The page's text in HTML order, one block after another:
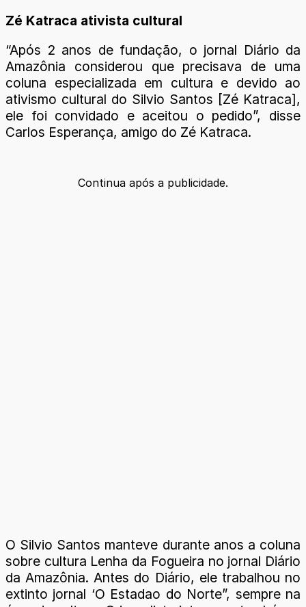
Zé Katraca ativista cultural
“Após 2 anos de fundação, o jornal Diário da
Amazônia considerou que precisava de uma
coluna especializada em cultura e devido ao
ativismo cultural do Silvio Santos [Zé Katraca],
ele foi convidado e aceitou o pedido”, disse
Carlos Esperança, amigo do Zé Katraca.
Continua após a publicidade.
O Silvio Santos manteve durante anos a coluna
sobre cultura Lenha da Fogueira no jornal Diário
da Amazônia. Antes do Diário, ele trabalhou no
extinto jornal ‘O Estadao do Norte”, sempre na